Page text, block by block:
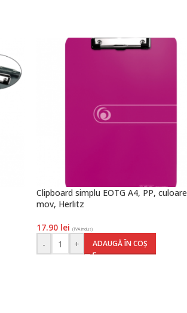
Clipboard simplu EOTG A4, PP, culoare
mov, Herlitz
17.90 lei (TVA inclus)
- + ADAUGĂ ÎN COȘ